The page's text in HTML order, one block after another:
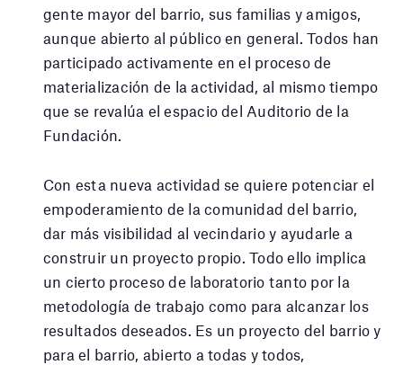
gente mayor del barrio, sus familias y amigos,
aunque abierto al público en general. Todos han
participado activamente en el proceso de
materialización de la actividad, al mismo tiempo
que se revalúa el espacio del Auditorio de la
Fundación.
Con esta nueva actividad se quiere potenciar el
empoderamiento de la comunidad del barrio,
dar más visibilidad al vecindario y ayudarle a
construir un proyecto propio. Todo ello implica
un cierto proceso de laboratorio tanto por la
metodología de trabajo como para alcanzar los
resultados deseados. Es un proyecto del barrio y
para el barrio, abierto a todas y todos,